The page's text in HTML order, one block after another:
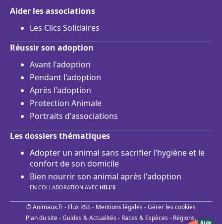
Aider les associations
Les Clics Solidaires
Réussir son adoption
Avant l'adoption
Pendant l'adoption
Après l'adoption
Protection Animale
Portraits d'associations
Les dossiers thématiques
Adopter un animal sans sacrifier l’hygiène et le
confort de son domicile
Bien nourrir son animal après l'adoption
EN COLLABORATION AVEC HILL'S
© Animaux.fr - Flux RSS - Mentions légales -Gérer les cookies
Plan du site-Guides & Actualités - Races & Espèces - Régions,
Aide